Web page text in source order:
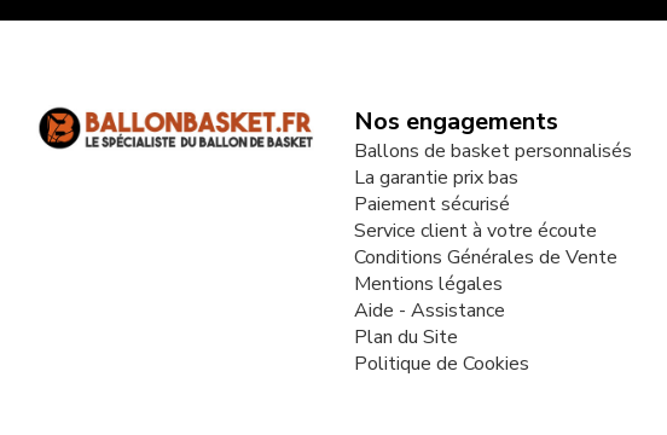
Nos engagements
Ballons de basket personnalisés
La garantie prix bas
Paiement sécurisé
Service client à votre écoute
Conditions Générales de Vente
Mentions légales
Aide - Assistance
Plan du Site
Politique de Cookies